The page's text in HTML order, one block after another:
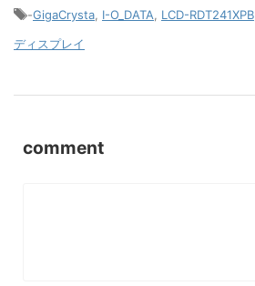
-GigaCrysta I-O_DATA LCD-RDT241XPB
ディスプレイ
comment